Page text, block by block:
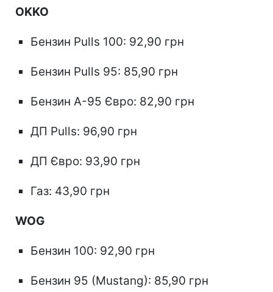
OKKO
Бензин Pulls 100: 92,90 грн
Бензин Pulls 95: 85,90 грн
Бензин А-95 Євро: 82,90 грн
ДП Pulls: 96,90 грн
ДП Євро: 93,90 грн
Газ: 43,90 грн
WOG
Бензин 100: 92,90 грн
Бензин 95 (Mustang): 85,90 грн